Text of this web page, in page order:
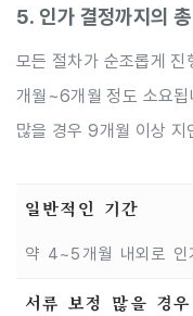
5. 인가 결정까지의
모든 절차가 순조롭게
개월~6개월 정도 소요
많을 경우 9개월 이상 지
일반적인 기간
약 4~5개월 내외로 인
서류 보정 많을 경우